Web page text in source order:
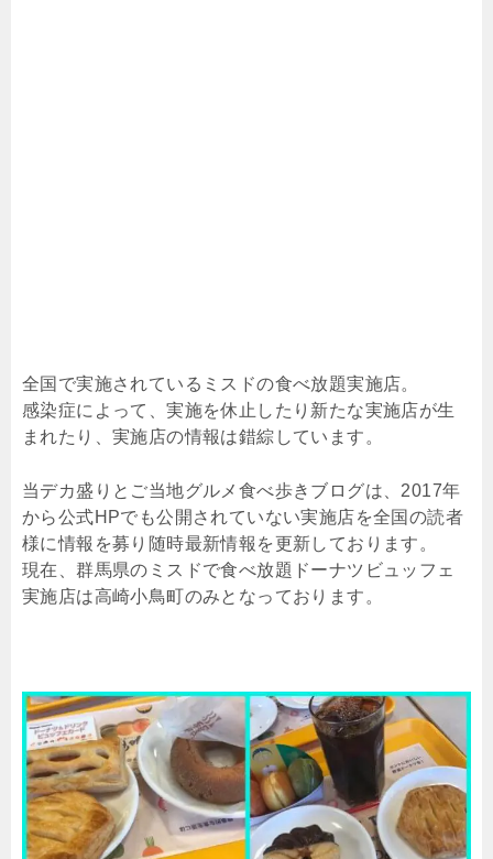
全国で実施されているミスドの食べ放題実施店。
感染症によって、実施を休止したり新たな実施店が生
まれたり、実施店の情報は錯綜しています。
当デカ盛りとご当地グルメ食べ歩きブログは、2017年
から公式HPでも公開されていない実施店を全国の読者
様に情報を募り随時最新情報を更新しております。
現在、群馬県のミスドで食べ放題ドーナツビュッフェ
実施店は高崎小鳥町のみとなっております。